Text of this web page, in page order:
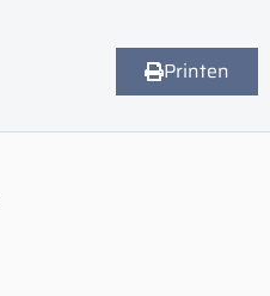
Printen